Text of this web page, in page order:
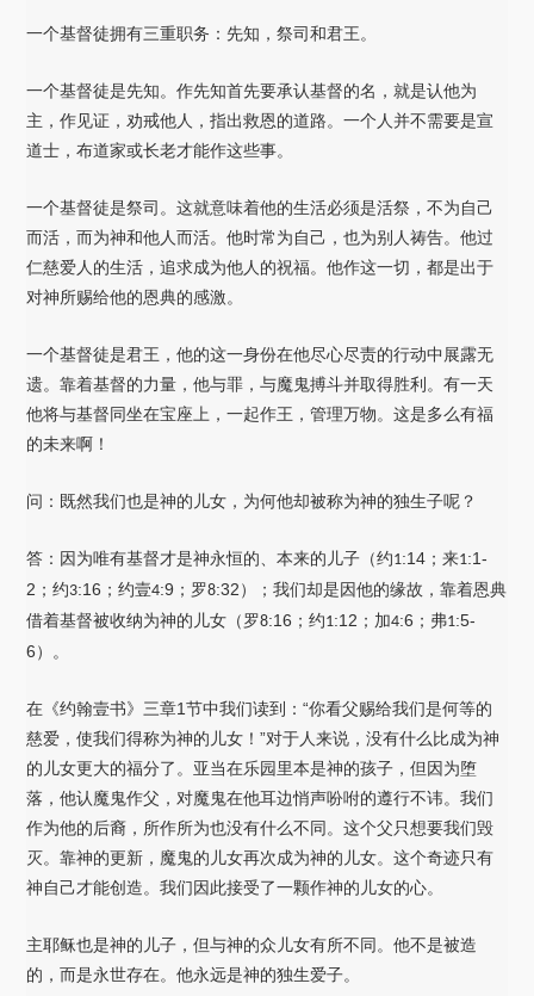
一个基督徒拥有三重职务：先知，祭司和君王。
一个基督徒是先知。作先知首先要承认基督的名，就是认他为
主，作见证，劝戒他人，指出救恩的道路。一个人并不需要是宣
道士，布道家或长老才能作这些事。
一个基督徒是祭司。这就意味着他的生活必须是活祭，不为自己
而活，而为神和他人而活。他时常为自己，也为别人祷告。他过
仁慈爱人的生活，追求成为他人的祝福。他作这一切，都是出于
对神所赐给他的恩典的感激。
一个基督徒是君王，他的这一身份在他尽心尽责的行动中展露无
遗。靠着基督的力量，他与罪，与魔鬼搏斗并取得胜利。有一天
他将与基督同坐在宝座上，一起作王，管理万物。这是多么有福
的未来啊！
问：既然我们也是神的儿女，为何他却被称为神的独生子呢？
答：因为唯有基督才是神永恒的、本来的儿子（约1:14；来1:1-
2；约3:16；约壹4:9；罗8:32）
；我们却是因他的缘故，靠着恩典
借着基督被收纳为神的儿女（罗8:16；约1:12；加4:6；弗1:5-
6） 。
在《约翰壹书》三章1节中我们读到：“你看父赐给我们是何等的
慈爱，使我们得称为神的儿女！”对于人来说，没有什么比成为神
的儿女更大的福分了。亚当在乐园里本是神的孩子，但因为堕
落，他认魔鬼作父，对魔鬼在他耳边悄声吩咐的遵行不讳。我们
作为他的后裔，所作所为也没有什么不同。这个父只想要我们毁
灭。靠神的更新，魔鬼的儿女再次成为神的儿女。这个奇迹只有
神自己才能创造。我们因此接受了一颗作神的儿女的心。
主耶稣也是神的儿子，但与神的众儿女有所不同。他不是被造
的，而是永世存在。他永远是神的独生爱子。